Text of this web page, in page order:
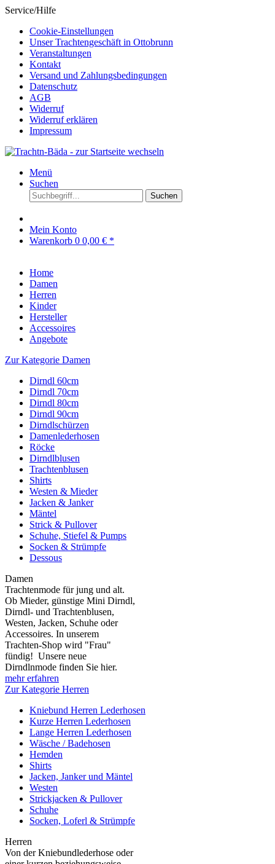
Service/Hilfe
Cookie-Einstellungen
Unser Trachtengeschäft in Ottobrunn
Veranstaltungen
Kontakt
Versand und Zahlungsbedingungen
Datenschutz
AGB
Widerruf
Widerruf erklären
Impressum
Menü
Suchen
Suchen
Mein Konto
Warenkorb 0 0,00 € *
Home
Damen
Herren
Kinder
Hersteller
Accessoires
Angebote
Zur Kategorie Damen
Dirndl 60cm
Dirndl 70cm
Dirndl 80cm
Dirndl 90cm
Dirndlschürzen
Damenlederhosen
Röcke
Dirndlblusen
Trachtenblusen
Shirts
Westen & Mieder
Jacken & Janker
Mäntel
Strick & Pullover
Schuhe, Stiefel & Pumps
Socken & Strümpfe
Dessous
Damen
Trachtenmode für jung und alt.
Ob Mieder, günstige Mini Dirndl,
Dirndl- und Trachtenblusen,
Westen, Jacken, Schuhe oder
Accessoires. In unserem
Trachten-Shop wird "Frau"
fündig! Unsere neue
Dirndlnmode finden Sie hier.
mehr erfahren
Zur Kategorie Herren
Kniebund Herren Lederhosen
Kurze Herren Lederhosen
Lange Herren Lederhosen
Wäsche / Badehosen
Hemden
Shirts
Jacken, Janker und Mäntel
Westen
Strickjacken & Pullover
Schuhe
Socken, Loferl & Strümpfe
Herren
Von der Kniebundlederhose oder